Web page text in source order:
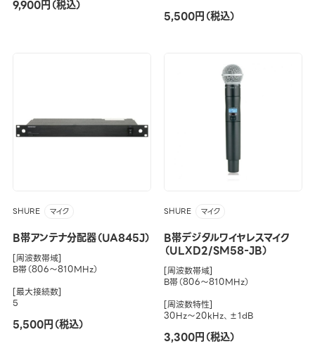
9,900円（税込）
5,500円（税込）
SHURE マイク
B帯アンテナ分配器（UA845J）
[周波数帯域]
B帯（806～810MHz）
[最大接続数]
5
5,500円（税込）
SHURE マイク
B帯デジタルワイヤレスマイク
（ULXD2/SM58-JB）
[周波数帯域]
B帯（806～810MHz）
[周波数特性]
30Hz～20kHz、±1dB
3,300円（税込）